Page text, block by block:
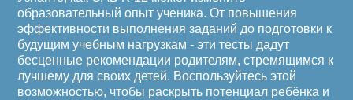
образовательный опыт ученика. От повышения
эффективности выполнения заданий до подготовки к
будущим учебным нагрузкам - эти тесты дадут
бесценные рекомендации родителям, стремящимся к
лучшему для своих детей. Воспользуйтесь этой
возможностью, чтобы раскрыть потенциал ребёнка и